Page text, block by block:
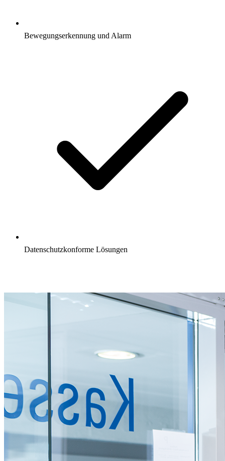
Bewegungserkennung und Alarm
Datenschutzkonforme Lösungen